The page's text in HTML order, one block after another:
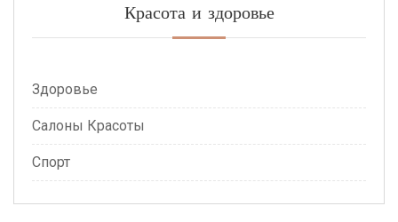
Красота и здоровье
Здоровье
Салоны Красоты
Спорт